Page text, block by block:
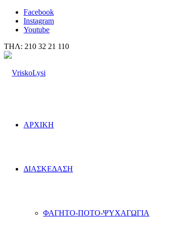
Facebook
Instagram
Youtube
ΤΗΛ: 210 32 21 110
ΑΡΧΙΚΗ
ΔΙΑΣΚΕΔΑΣΗ
ΦΑΓΗΤΟ-ΠΟΤΟ-ΨΥΧΑΓΩΓΙΑ